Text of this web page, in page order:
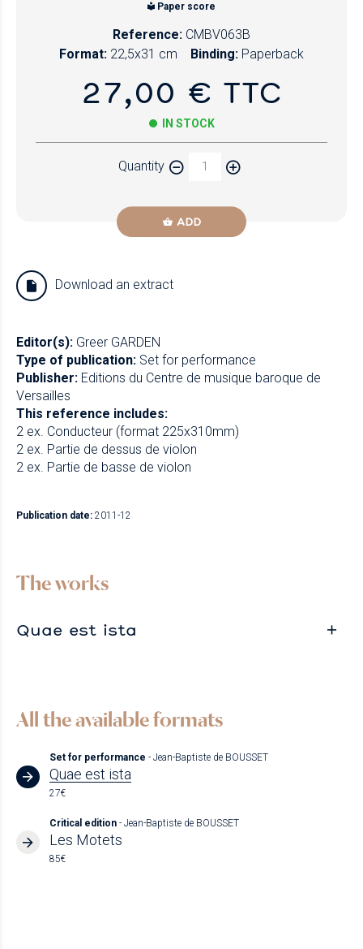
Paper score
Reference: CMBV063B
Format: 22,5x31 cm Binding: Paperback
27,00 € TTC
IN STOCK
Quantity
ADD
Download an extract
Editor(s): Greer GARDEN
Type of publication: Set for performance
Publisher: Editions du Centre de musique baroque de
Versailles
This reference includes:
2 ex. Conducteur (format 225x310mm)
2 ex. Partie de dessus de violon
2 ex. Partie de basse de violon
Publication date: 2011-12
The works
Quae est ista
All the available formats
Set for performance - Jean-Baptiste de BOUSSET
Quae est ista
27€
Critical edition - Jean-Baptiste de BOUSSET
Les Motets
85€